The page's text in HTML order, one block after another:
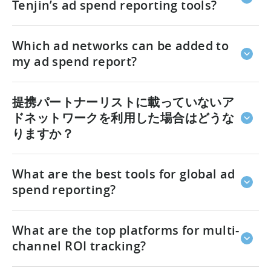
all of your ad spend data through one unified API
and dashboard. Less time wrangling numbers.
More time growing your campaigns.
mean most integrations are completely plug-and-
Tenjin’s ad spend reporting tools?
Tenjin’s native APIs take it from there, by
automatically ingesting cost or spend data from ad
Which ad networks can be added to
my ad spend report?
ともにthousands of partner integrations and
counting, Tenjin covers virtually every network
where you run campaigns. We add new partners
weekly, so your ad spend data is always accounted
for.
提携パートナーリストに載っていないア
ドネットワークを利用した場合はどうな
りますか？
Tenjin to pass your ad spend data directly into the
Tenjin Dashboard.
What are the best tools for global ad
spend reporting?
ad spend reporting. Our product was built
specifically for mobile publishers and user-
What are the top platforms for multi-
channel ROI tracking?